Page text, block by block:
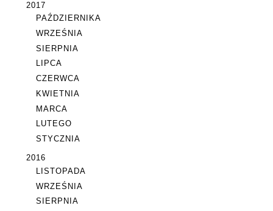
2017
PAŹDZIERNIKA
WRZEŚNIA
SIERPNIA
LIPCA
CZERWCA
KWIETNIA
MARCA
LUTEGO
STYCZNIA
2016
LISTOPADA
WRZEŚNIA
SIERPNIA